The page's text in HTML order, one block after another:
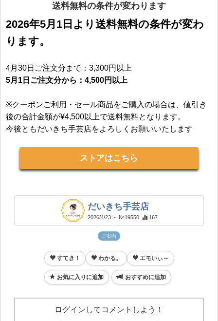
送料無料の条件が変わります
2026年5月1日より送料無料の条件が変わ
ります。
4月30日ご注文分まで：3,300円以上
5月1日ご注文分から：4,500円以上
※クーポンご利用・セール商品をご購入の場合は、値引き
後の合計金額が¥4,500以上で送料無料となります。
今後ともだいきち手芸店をよろしくお願いいたします
ストアはこちら
だいきち手芸店
2026/4/23 - №19550 167
ご案内
すてき！ わかる。 エモいぃ～
お気に入りに追加 おすすめに追加
ログインしてコメントしよう！